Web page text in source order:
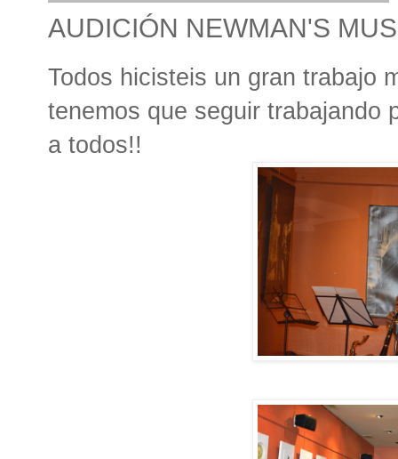
AUDICIÓN NEWMAN'S
Todos hicisteis un gran trabajo
tenemos que seguir trabajando
a todos!!